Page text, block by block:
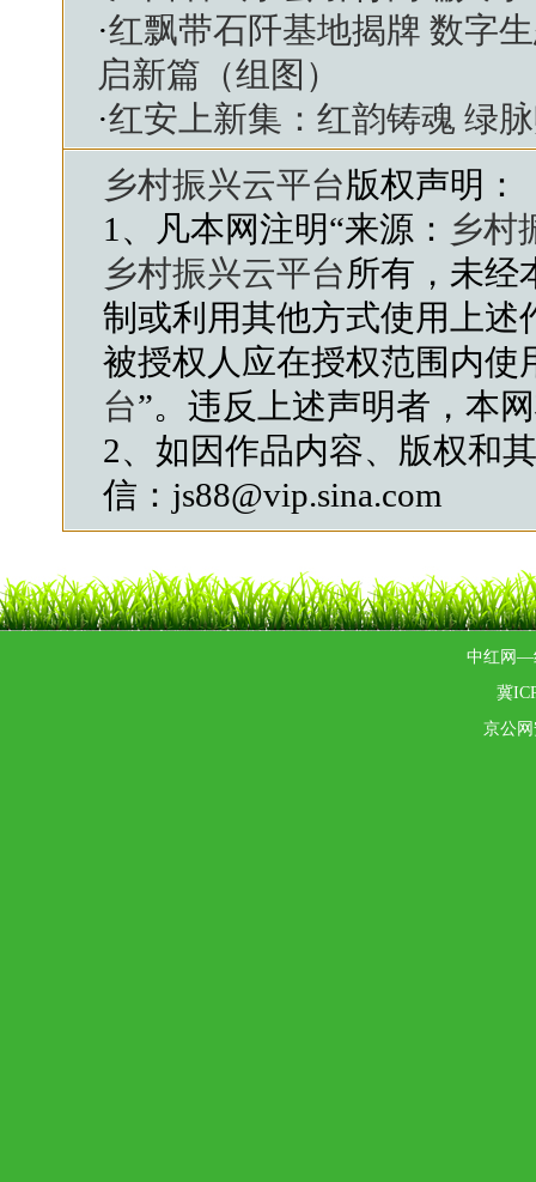
·红飘带石阡基地揭牌 数字
启新篇（组图）
·红安上新集：红韵铸魂 绿
乡村振兴云平台版权声明：
1、凡本网注明“来源： 乡村
乡村振兴云平台所有，未经
制或利用其他方式使用上述
被授权人应在授权范围内使
台”。违反上述声明者，本
2、如因作品内容、版权和
信：js88@vip.sina.com
中红网—
冀
京公网